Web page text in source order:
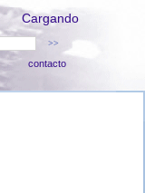
Cargando
contacto